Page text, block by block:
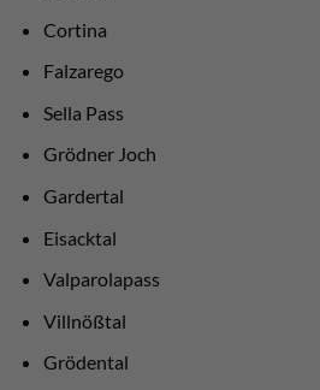
Cortina
Falzarego
Sella Pass
Grödner Joch
Gardertal
Eisacktal
Valparolapass
Villnößtal
Grödental